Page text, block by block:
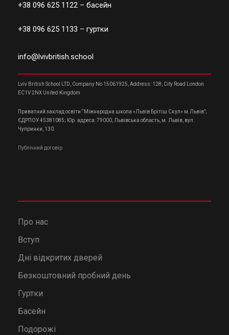
+38 096 625 1122 – басейн
+38 096 625 1133 – гуртки
info@lvivbritish.school
Lviv British School LTD, Company No 15061925, Address: 128, City Road London
EC1V 2NX United Kingdom
Приватний заклад освіти “Міжнародна школа «Львів Брітіш Скул» м.Львів”;
ЄДРПОУ 45381085; Юр. адреса: 79000, Львівська область, м. Львів, вул.
Чупринки, 130.
Публічний договір
Про нас
Вступ
Дні відкритих дверей
Безкоштовний пробний день
Гуртки
Басейн
Подорожі